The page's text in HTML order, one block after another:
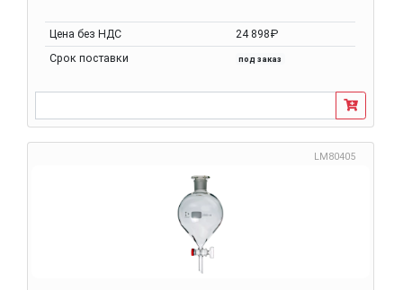
Цена без НДС
24 898₽
Срок поставки
под заказ
LM80405